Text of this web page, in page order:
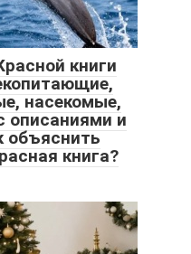
книги
насекомые,
и
объяснить
книга?